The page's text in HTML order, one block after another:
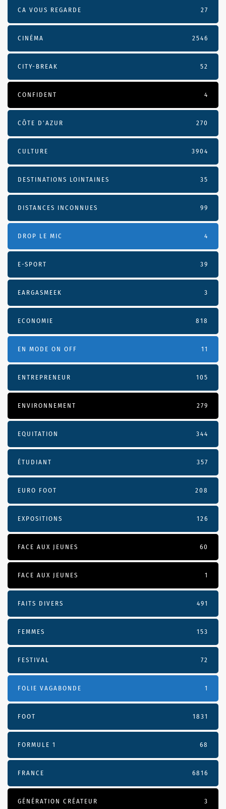
CA VOUS REGARDE 27
CINÉMA 2546
CITY-BREAK 52
CONFIDENT 4
CÔTE D’AZUR 270
CULTURE 3904
DESTINATIONS LOINTAINES 35
DISTANCES INCONNUES 99
DROP LE MIC 4
E-SPORT 39
EARGASMEEK 3
ECONOMIE 818
EN MODE ON OFF 11
ENTREPRENEUR 105
ENVIRONNEMENT 279
EQUITATION 344
ÉTUDIANT 357
EURO FOOT 208
EXPOSITIONS 126
FACE AUX JEUNES 60
FACE AUX JEUNES 1
FAITS DIVERS 491
FEMMES 153
FESTIVAL 72
FOLIE VAGABONDE 1
FOOT 1831
FORMULE 1 68
FRANCE 6816
GÉNÉRATION CRÉATEUR 3